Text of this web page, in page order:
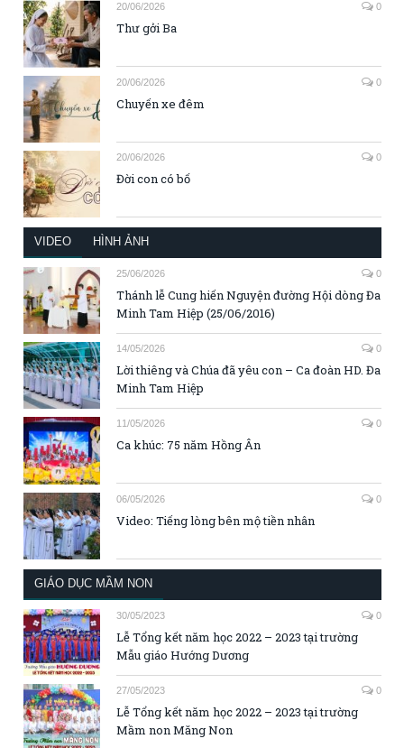
20/06/2026 0
Thư gởi Ba
20/06/2026 0
Chuyến xe đêm
20/06/2026 0
Đời con có bố
VIDEO HÌNH ẢNH
25/06/2026 0
Thánh lễ Cung hiến Nguyện đường Hội dòng Đa
Minh Tam Hiệp (25/06/2016)
14/05/2026 0
Lời thiêng và Chúa đã yêu con – Ca đoàn HD. Đa
Minh Tam Hiệp
11/05/2026 0
Ca khúc: 75 năm Hồng Ân
06/05/2026 0
Video: Tiếng lòng bên mộ tiền nhân
GIÁO DỤC MẦM NON
30/05/2023 0
Lễ Tổng kết năm học 2022 – 2023 tại trường
Mẫu giáo Hướng Dương
27/05/2023 0
Lễ Tổng kết năm học 2022 – 2023 tại trường
Mầm non Măng Non